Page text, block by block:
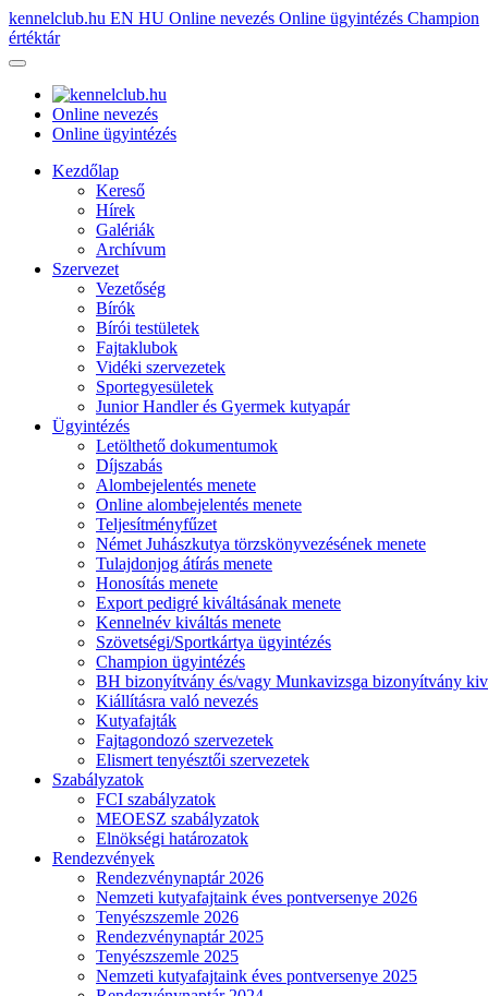
kennelclub.hu EN HU Online nevezés Online ügyintézés Champion
értéktár
Online nevezés
Online ügyintézés
Kezdőlap
Kereső
Hírek
Galériák
Archívum
Szervezet
Vezetőség
Bírók
Bírói testületek
Fajtaklubok
Vidéki szervezetek
Sportegyesületek
Junior Handler és Gyermek kutyapár
Ügyintézés
Letölthető dokumentumok
Díjszabás
Alombejelentés menete
Online alombejelentés menete
Teljesítményfűzet
Német Juhászkutya törzskönyvezésének menete
Tulajdonjog átírás menete
Honosítás menete
Export pedigré kiváltásának menete
Kennelnév kiváltás menete
Szövetségi/Sportkártya ügyintézés
Champion ügyintézés
BH bizonyítvány és/vagy Munkavizsga bizonyítvány
Kiállításra való nevezés
Kutyafajták
Fajtagondozó szervezetek
Elismert tenyésztői szervezetek
Szabályzatok
FCI szabályzatok
MEOESZ szabályzatok
Elnökségi határozatok
Rendezvények
Rendezvénynaptár 2026
Nemzeti kutyafajtaink éves pontversenye 2026
Tenyészszemle 2026
Rendezvénynaptár 2025
Tenyészszemle 2025
Nemzeti kutyafajtaink éves pontversenye 2025